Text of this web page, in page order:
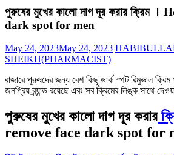
পুরুষের মুখের কালো দাগ দূর করার ক্রিম
dark spot for men
May 24, 2023May 24, 2023
SHEIKH(PHARMACIST)
বাজারে পুরুষদের জন্য বেশ কিছু ডার্ক স্পট রিমুভাল
জনপ্রিয় ব্র্যান্ড রয়েছে এবং সব ক্রিমের লিঙ্ক সাথে
পুরুষের মুখের কালো দাগ দূর করার
remove face dark spot for